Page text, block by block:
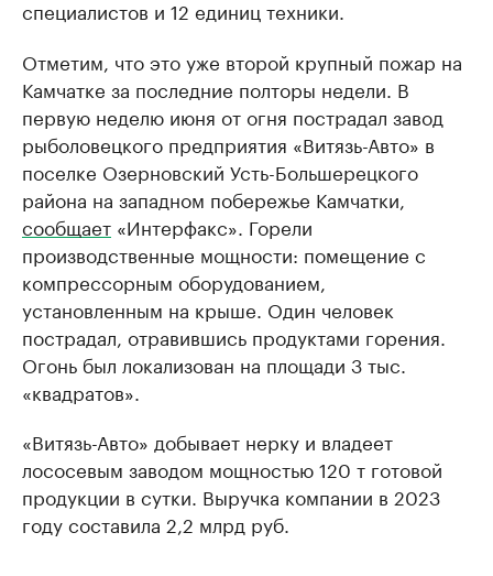
специалистов и 12 единиц техники.
Отметим, что это уже второй крупный пожар на
Камчатке за последние полторы недели. В
первую неделю июня от огня пострадал завод
рыболовецкого предприятия «Витязь-Авто» в
поселке Озерновский Усть-Большерецкого
района на западном побережье Камчатки,
сообщает «Интерфакс». Горели
производственные мощности: помещение с
компрессорным оборудованием,
установленным на крыше. Один человек
пострадал, отравившись продуктами горения.
Огонь был локализован на площади 3 тыс.
«квадратов».
«Витязь-Авто» добывает нерку и владеет
лососевым заводом мощностью 120 т готовой
продукции в сутки. Выручка компании в 2023
году составила 2,2 млрд руб.